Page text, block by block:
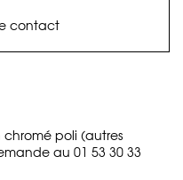
contact
chromé poli (autres
au 01 53 30 33